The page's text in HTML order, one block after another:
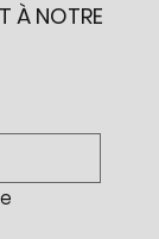
À NOTRE